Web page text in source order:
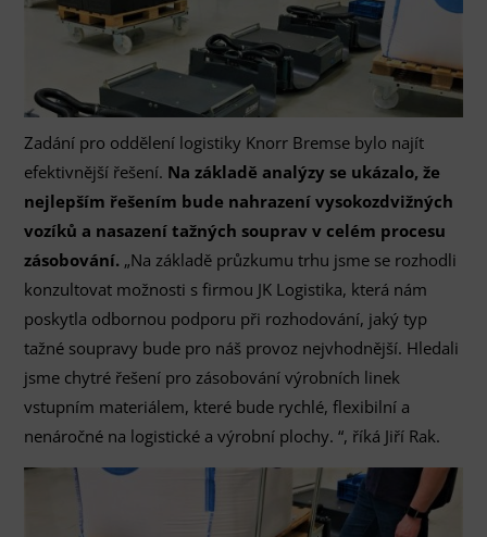
Zadání pro oddělení logistiky Knorr Bremse bylo najít
efektivnější řešení. Na základě analýzy se ukázalo, že
nejlepším řešením bude nahrazení vysokozdvižných
vozíků a nasazení tažných souprav v celém procesu
zásobování. „Na základě průzkumu trhu jsme se rozhodli
konzultovat možnosti s firmou JK Logistika, která nám
poskytla odbornou podporu při rozhodování, jaký typ
tažné soupravy bude pro náš provoz nejvhodnější. Hledali
jsme chytré řešení pro zásobování výrobních linek
vstupním materiálem, které bude rychlé, flexibilní a
nenáročné na logistické a výrobní plochy. “, říká Jiří Rak.